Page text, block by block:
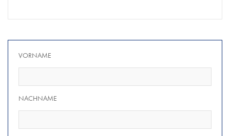
KONTAKTFORMULAR
HÄNDLERSUCHE
VORNAME
NACHNAME